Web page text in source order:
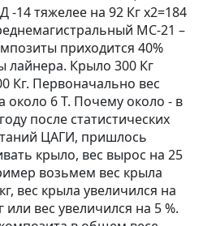
-14 тяжелее на 92 Кг х2=184
МС-21 –
приходится 40%
лайнера. Крыло 300 Кг
Кг. Первоначально вес
около 6 Т. Почему около - в
после статистических
ЦАГИ, пришлось
крыло, вес вырос на 25
возьмем вес крыла
вес крыла увеличился на
или вес увеличился на 5 %.